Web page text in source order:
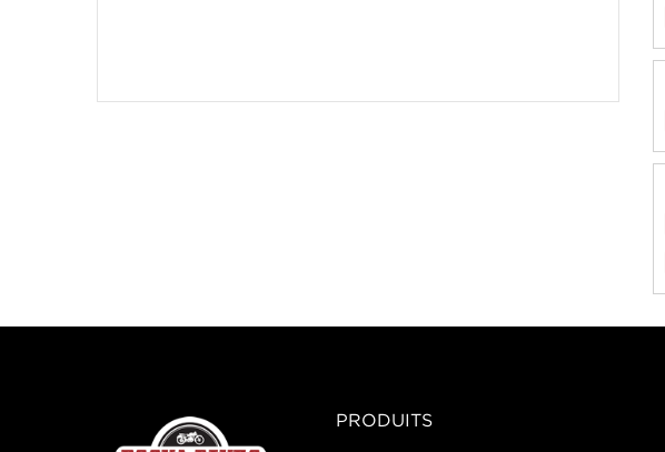
PRODUITS